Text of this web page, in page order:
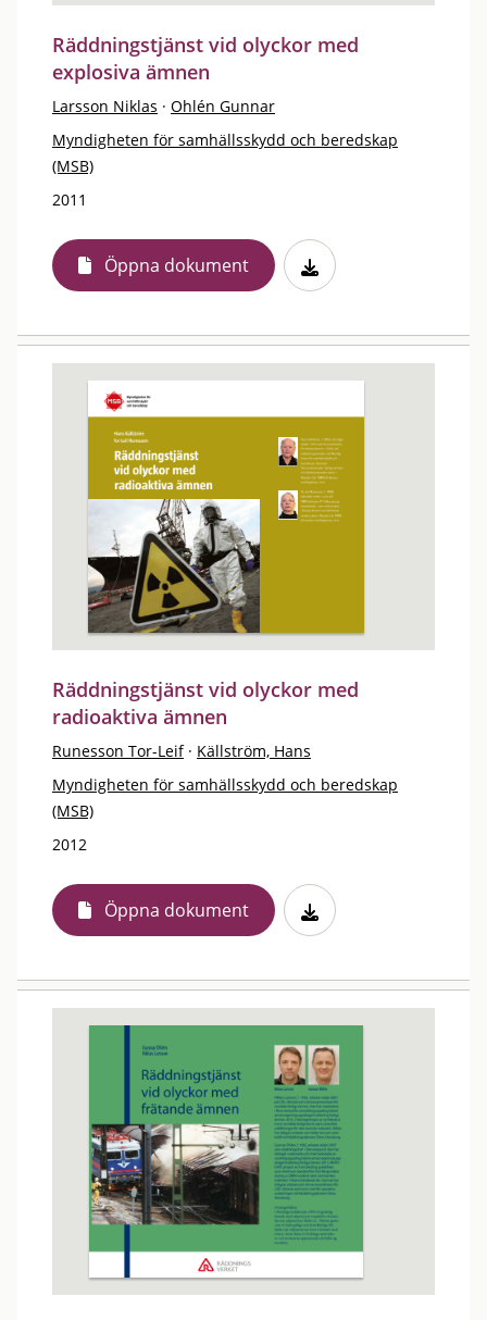
Räddningstjänst vid olyckor med
explosiva ämnen
Larsson Niklas · Ohlén Gunnar
Myndigheten för samhällsskydd och beredskap
(MSB)
2011
Öppna dokument
Räddningstjänst vid olyckor med
radioaktiva ämnen
Runesson Tor-Leif · Källström, Hans
Myndigheten för samhällsskydd och beredskap
(MSB)
2012
Öppna dokument